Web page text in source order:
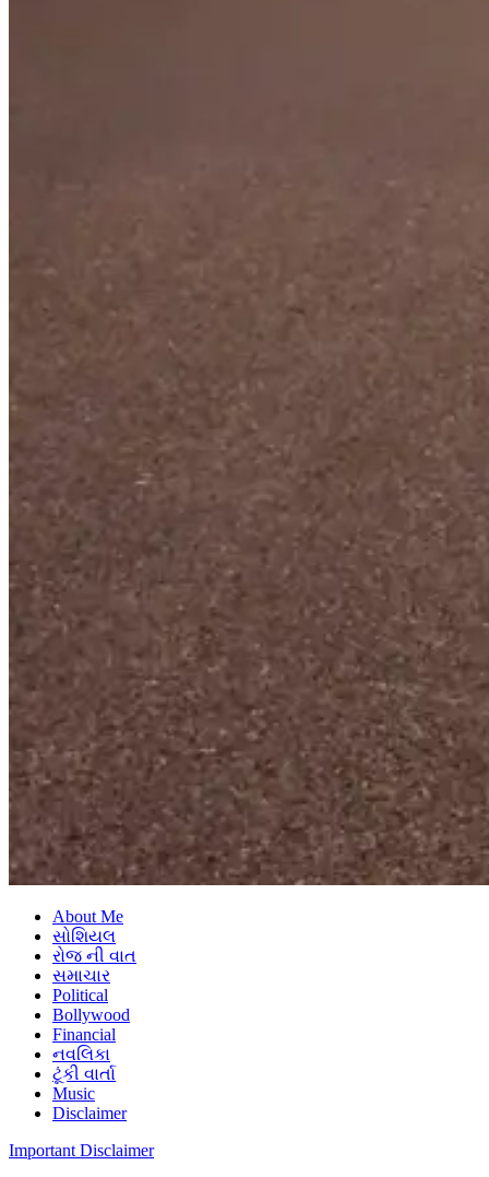
About Me
સોશિયલ
રોજ ની વાત
સમાચાર
Political
Bollywood
Financial
નવલિકા
ટૂંકી વાર્તા
Music
Disclaimer
Important Disclaimer